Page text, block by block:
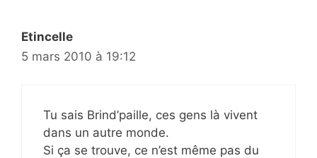
Etincelle
5 mars 2010 à 19:12
Tu sais Brind’paille, ces gens là vivent
dans un autre monde.
Si ça se trouve, ce n’est même pas du